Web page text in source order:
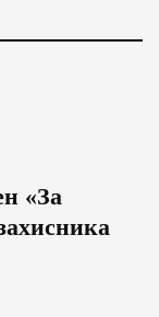
«За